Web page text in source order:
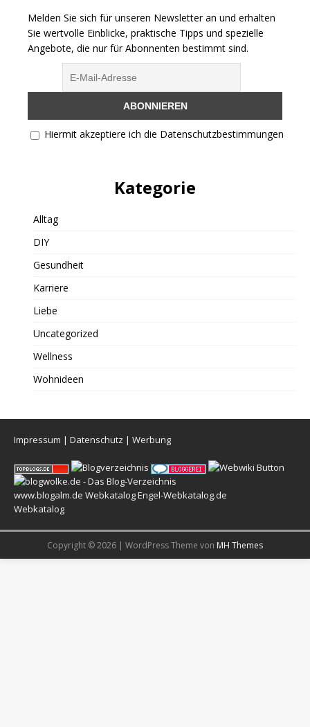
Melden Sie sich für unseren Newsletter an und erhalten
Sie wertvolle Einblicke, praktische Tipps und spezielle
Angebote, die nur für Abonnenten bestimmt sind.
Hiermit akzeptiere ich die Datenschutzbestimmungen
Kategorie
Alltag
DIY
Gesundheit
Karriere
Liebe
Uncategorized
Wellness
Wohnideen
Impressum | Datenschutz | Werbung
www.blogalm.de WebkatalogEngel-Webkatalog.de
Webkatalog
Copyright © 2026 | WordPress Theme von MH Themes